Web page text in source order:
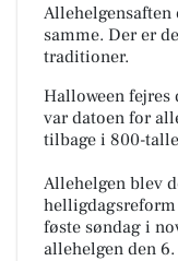
Allehelgensaften
samme. Der er
traditioner.
Halloween fejres
var datoen for
tilbage i 800-
Allehelgen blev
helligdagsreform
føste søndag i
allehelgen den